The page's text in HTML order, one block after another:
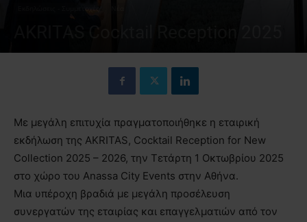
Εκδηλώσεις - Συμμετοχές
Με μεγάλη επιτυχία πραγματοποιήθηκε η εταιρική
εκδήλωση της AKRITAS, Cocktail Reception for New
Collection 2025 – 2026, την Τετάρτη 1 Οκτωβρίου 2025
στο χώρο του Anassa City Events στην Αθήνα.
Μια υπέροχη βραδιά με μεγάλη προσέλευση
συνεργατών της εταιρίας και επαγγελματιών από τον